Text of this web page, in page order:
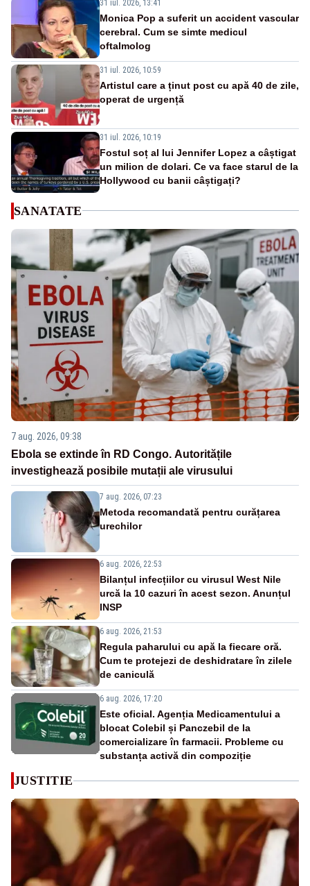
31 iul. 2026, 13:41
Monica Pop a suferit un accident vascular
cerebral. Cum se simte medicul
oftalmolog
31 iul. 2026, 10:59
Artistul care a ținut post cu apă 40 de zile,
operat de urgență
31 iul. 2026, 10:19
Fostul soț al lui Jennifer Lopez a câștigat
un milion de dolari. Ce va face starul de la
Hollywood cu banii câștigați?
SANATATE
7 aug. 2026, 09:38
Ebola se extinde în RD Congo. Autoritățile
investighează posibile mutații ale virusului
7 aug. 2026, 07:23
Metoda recomandată pentru curățarea
urechilor
6 aug. 2026, 22:53
Bilanțul infecțiilor cu virusul West Nile
urcă la 10 cazuri în acest sezon. Anunțul
INSP
6 aug. 2026, 21:53
Regula paharului cu apă la fiecare oră.
Cum te protejezi de deshidratare în zilele
de caniculă
6 aug. 2026, 17:20
Este oficial. Agenția Medicamentului a
blocat Colebil și Panczebil de la
comercializare în farmacii. Probleme cu
substanța activă din compoziție
JUSTITIE